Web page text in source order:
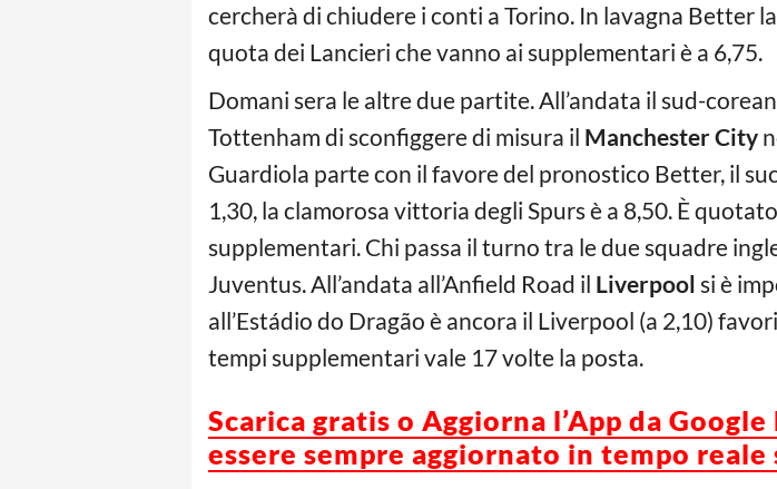
cercherà di chiudere i conti a Torino. In lavagna Better la
quota dei Lancieri che vanno ai supplementari è a 6,75.
Domani sera le altre due partite. All’andata il sud-
Tottenham di sconfiggere di misura il Manchester City
Guardiola parte con il favore del pronostico Better, il
1,30, la clamorosa vittoria degli Spurs è a 8,50. È
supplementari. Chi passa il turno tra le due squadre
Juventus. All’andata all’Anfield Road il Liverpool si è
all’Estádio do Dragão è ancora il Liverpool (a 2,10)
tempi supplementari vale 17 volte la posta.
Scarica gratis o Aggiorna l’App da
essere sempre aggiornato in tempo